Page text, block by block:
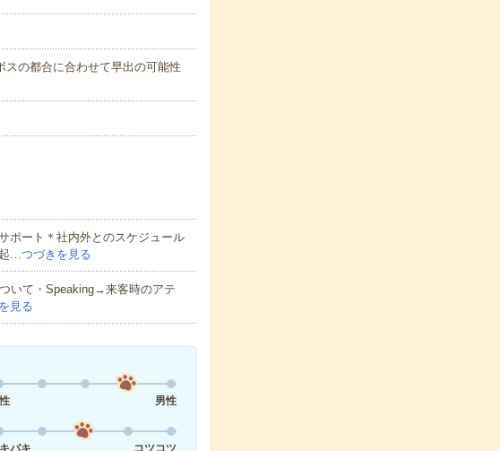
の都合に合わせて早出の可能性
ポート＊社内外とのスケジュール
…つづきを見る
いて・Speaking→来客時のアテ
見る
男性
パキ
コツコツ